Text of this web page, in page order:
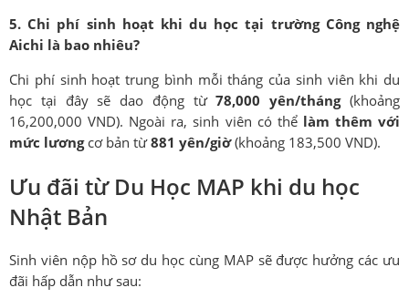
5. Chi phí sinh hoạt khi du học tại trường Công nghệ
Aichi là bao nhiêu?
Chi phí sinh hoạt trung bình mỗi tháng của sinh viên khi du
học tại đây sẽ dao động từ78,000 yên/tháng(khoảng
16,200,000 VND). Ngoài ra, sinh viên có thể làm thêm với
mức lươngcơ bản từ881 yên/giờ(khoảng 183,500 VND).
Ưu đãi từ Du Học MAP khi du học
Nhật Bản
Sinh viên nộp hồ sơ du học cùng MAP sẽ được hưởng các ưu
đãi hấp dẫn như sau: